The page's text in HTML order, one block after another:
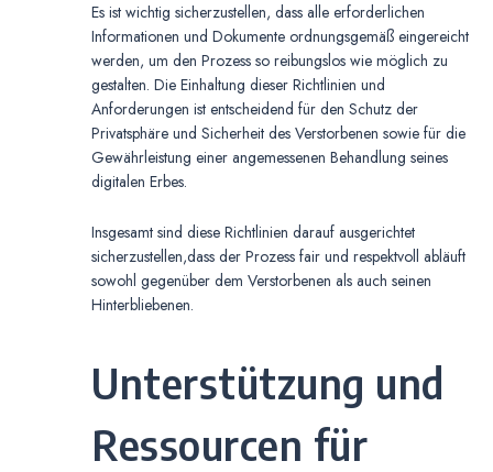
Es ist wichtig sicherzustellen, dass alle erforderlichen
Informationen und Dokumente ordnungsgemäß eingereicht
werden, um den Prozess so reibungslos wie möglich zu
gestalten. Die Einhaltung dieser Richtlinien und
Anforderungen ist entscheidend für den Schutz der
Privatsphäre und Sicherheit des Verstorbenen sowie für die
Gewährleistung einer angemessenen Behandlung seines
digitalen Erbes.
Insgesamt sind diese Richtlinien darauf ausgerichtet
sicherzustellen,dass der Prozess fair und respektvoll abläuft
sowohl gegenüber dem Verstorbenen als auch seinen
Hinterbliebenen.
Unterstützung und
Ressourcen für